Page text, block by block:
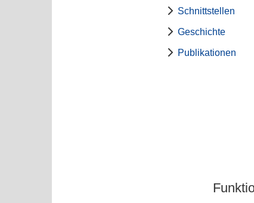
Schnittstellen
Geschichte
Publikationen